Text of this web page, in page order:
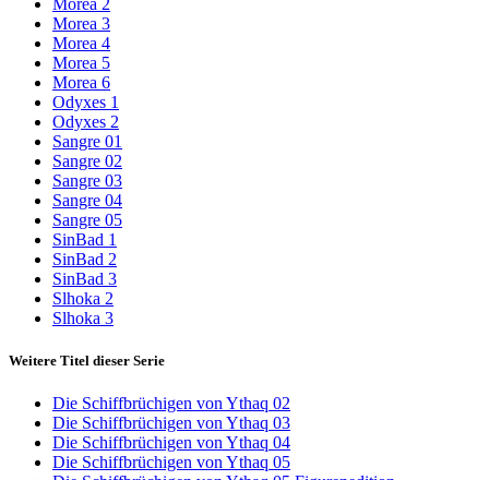
Morea 2
Morea 3
Morea 4
Morea 5
Morea 6
Odyxes 1
Odyxes 2
Sangre 01
Sangre 02
Sangre 03
Sangre 04
Sangre 05
SinBad 1
SinBad 2
SinBad 3
Slhoka 2
Slhoka 3
Weitere Titel dieser Serie
Die Schiffbrüchigen von Ythaq 02
Die Schiffbrüchigen von Ythaq 03
Die Schiffbrüchigen von Ythaq 04
Die Schiffbrüchigen von Ythaq 05